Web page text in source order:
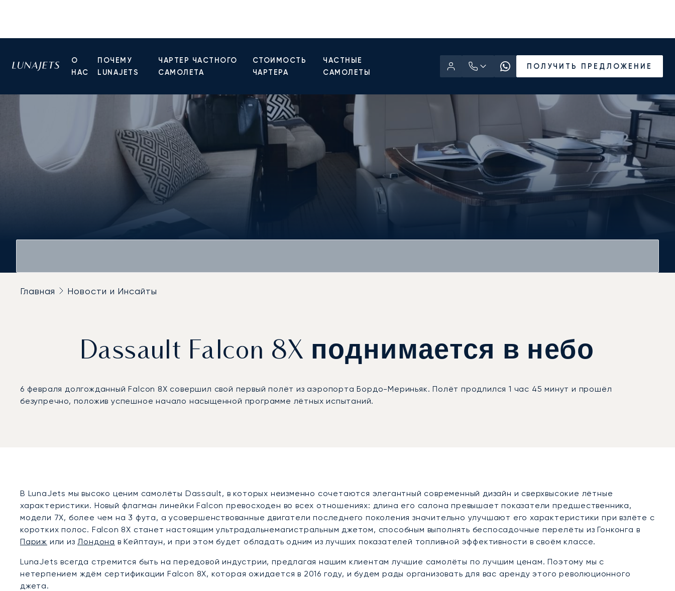
О
НАС
ПОЧЕМУ
LUNAJETS
ЧАРТЕР ЧАСТНОГО
САМОЛЕТА
СТОИМОСТЬ
ЧАРТЕРА
ЧАСТНЫЕ
САМОЛЕТЫ
ПОЛУЧИТЬ ПРЕДЛОЖЕНИЕ
Главная Новости и Инсайты
Dassault Falcon 8X поднимается в небо
6 февраля долгожданный Falcon 8X совершил свой первый полёт из аэропорта Бордо-Мериньяк. Полёт продлился 1 час 45 минут и прошёл
безупречно, положив успешное начало насыщенной программе лётных испытаний.
В LunaJets мы высоко ценим самолёты Dassault, в которых неизменно сочетаются элегантный современный дизайн и сверхвысокие лётные
характеристики. Новый флагман линейки Falcon превосходен во всех отношениях: длина его салона превышает показатели предшественника,
модели 7X, более чем на 3 фута, а усовершенствованные двигатели последнего поколения значительно улучшают его характеристики при взлёте с
коротких полос. Falcon 8X станет настоящим ультрадальнемагистральным джетом, способным выполнять беспосадочные перелёты из Гонконга в
Париж или из Лондона в Кейптаун, и при этом будет обладать одним из лучших показателей топливной эффективности в своём классе.
LunaJets всегда стремится быть на передовой индустрии, предлагая нашим клиентам лучшие самолёты по лучшим ценам. Поэтому мы с
нетерпением ждём сертификации Falcon 8X, которая ожидается в 2016 году, и будем рады организовать для вас аренду этого революционного
джета.